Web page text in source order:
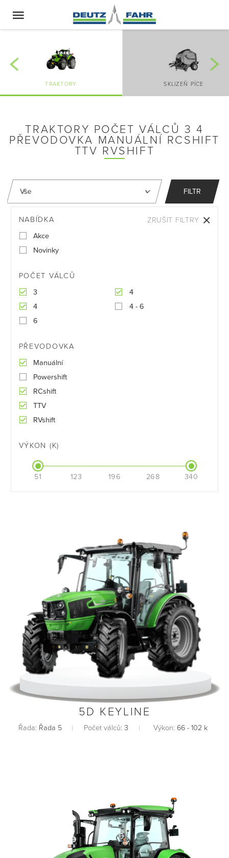
TRAKTORY SKLIZEŇ PÍCE
TRAKTORY POČET VÁLCŮ 3 4
PŘEVODOVKA MANUÁLNÍ RCSHIFT
TTV RVSHIFT
FILTR
NABÍDKA
Akce
Novinky
POČET VÁLCŮ
3
4
4
4 - 6
6
PŘEVODOVKA
Manuální
Powershift
RCshift
TTV
RVshift
VÝKON (K)
51 123 196 268 340
ZRUŠIT FILTRY
5D KEYLINE
Řada: Řada 5 Počet válců: 3 Výkon: 66 - 102 k